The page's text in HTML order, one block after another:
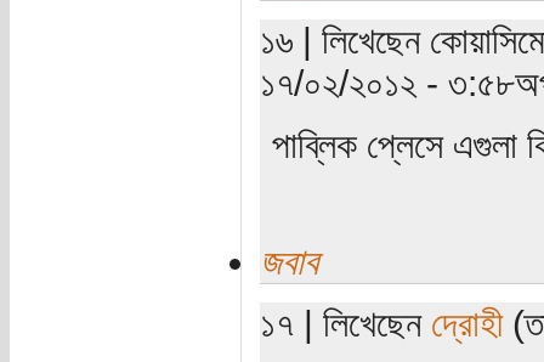
১৬ | লিখেছেন
১৭/০২/২০১২ -
পাব্লিক প্লেসে এগুলা
জবাব
১৭ | লিখেছেন দ্রোহী